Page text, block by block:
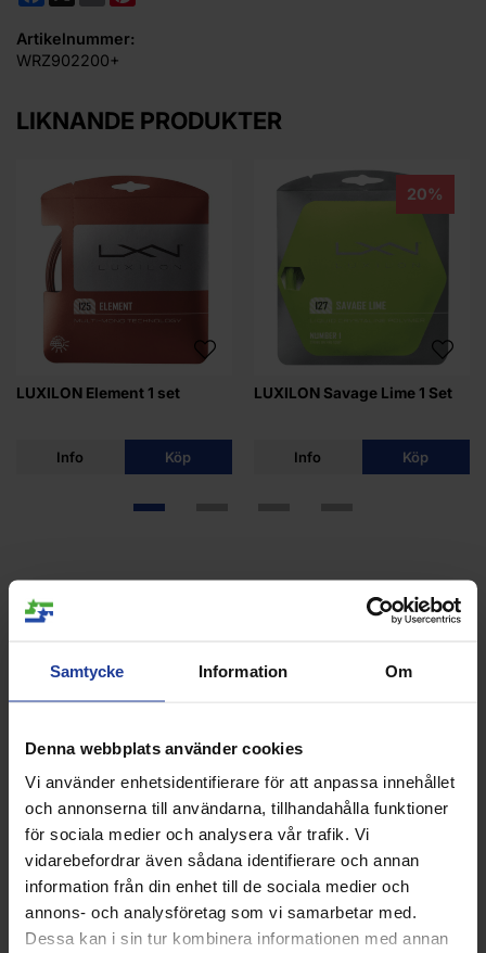
Samtycke Information Om
Denna webbplats använder cookies
Vi använder enhetsidentifierare för att anpassa innehållet
och annonserna till användarna, tillhandahålla funktioner
för sociala medier och analysera vår trafik. Vi
vidarebefordrar även sådana identifierare och annan
information från din enhet till de sociala medier och
annons- och analysföretag som vi samarbetar med.
Dessa kan i sin tur kombinera informationen med annan
Artikelnummer:
WRZ902200+
LIKNANDE PRODUKTER
LUXILON Element 1 set
Info Köp
20%
LUXILON Savage Lime 1 Set
Info Köp
ANDRA KÖPTE ÄVEN
BABOLAT RPM Soft
Babolat RPM Blast Rough
Black 200m